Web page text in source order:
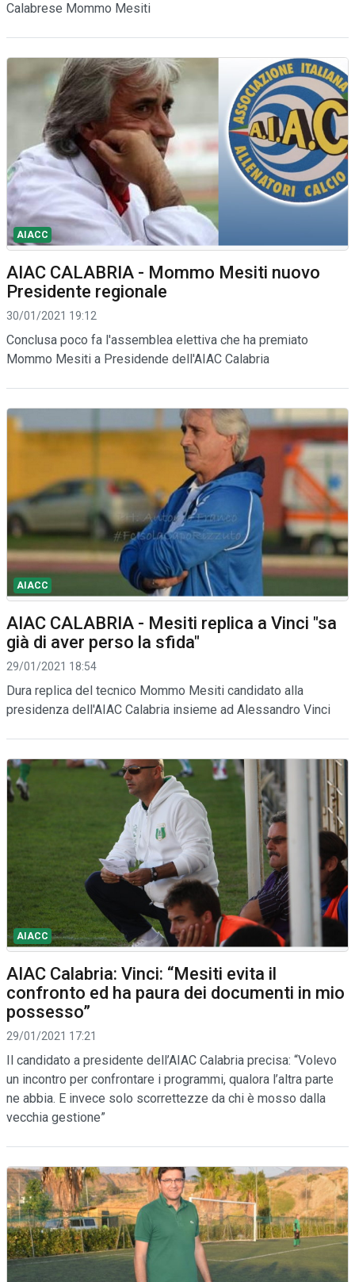
Calabrese Mommo Mesiti
AIACC
AIAC CALABRIA - Mommo Mesiti nuovo
Presidente regionale
30/01/2021 19:12
Conclusa poco fa l'assemblea elettiva che ha premiato
Mommo Mesiti a Presidende dell'AIAC Calabria
AIACC
AIAC CALABRIA - Mesiti replica a Vinci "sa
già di aver perso la sfida"
29/01/2021 18:54
Dura replica del tecnico Mommo Mesiti candidato alla
presidenza dell'AIAC Calabria insieme ad Alessandro Vinci
AIACC
AIAC Calabria: Vinci: “Mesiti evita il
confronto ed ha paura dei documenti in mio
possesso”
29/01/2021 17:21
Il candidato a presidente dell’AIAC Calabria precisa: “Volevo
un incontro per confrontare i programmi, qualora l’altra parte
ne abbia. E invece solo scorrettezze da chi è mosso dalla
vecchia gestione”